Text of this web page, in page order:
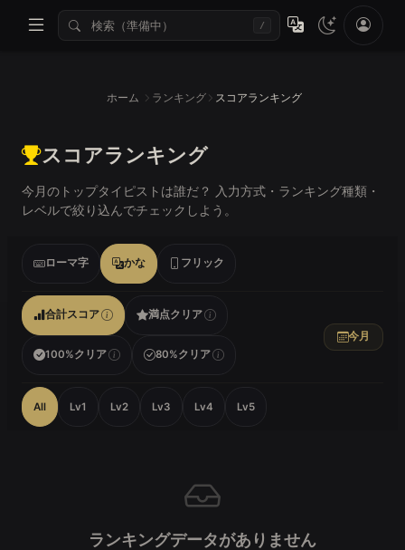
/
ホーム ランキング スコアランキング
スコアランキング
今月のトップタイピストは誰だ？ 入力方式・ランキング種類・
レベルで絞り込んでチェックしよう。
ローマ字 かな フリック
合計スコア 満点クリア
100%クリア 80%クリア
今月
All Lv1 Lv2 Lv3 Lv4 Lv5
ランキングデータがありません